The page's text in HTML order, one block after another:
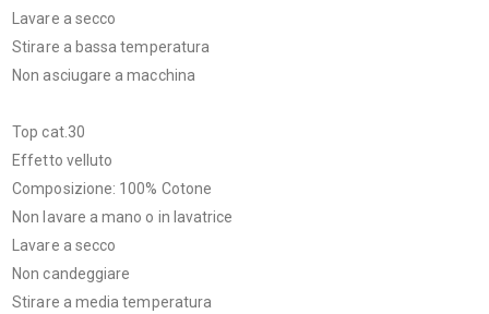
Lavare a secco
Stirare a bassa temperatura
Non asciugare a macchina
Top cat.30
Effetto velluto
Composizione: 100% Cotone
Non lavare a mano o in lavatrice
Lavare a secco
Non candeggiare
Stirare a media temperatura